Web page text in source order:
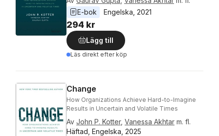
E-bok
Engelska 2021
294 kr
Lägg till
Läs direkt efter köp
Change
How Organizations Achieve Hard-to-Imagine
Results in Uncertain and Volatile Times
Av John P. Kotter, Vanessa Akhtar m. fl.
Häftad, Engelska, 2025